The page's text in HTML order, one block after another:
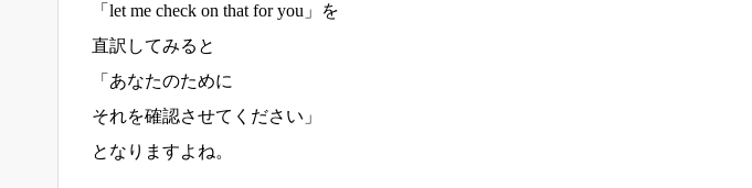
「let me check on that for you」を
直訳してみると
「あなたのために
それを確認させてください」
となりますよね。